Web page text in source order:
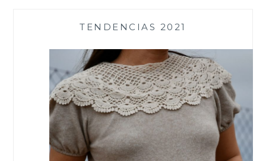
TENDENCIAS 2021